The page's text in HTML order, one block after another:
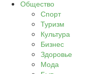
Общество
Спорт
Туризм
Культура
Бизнес
Здоровье
Мода